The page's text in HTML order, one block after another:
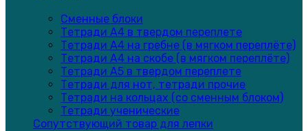
Сменные блоки
Тетради А4 в твердом переплете
Тетради А4 на гребне (в мягком переплёте)
Тетради А4 на скобе (в мягком переплёте)
Тетради А5 в твердом переплете
Тетради для нот, тетради прочие
Тетради на кольцах (со сменным блоком)
Тетради ученические
Сопутствующий товар для лепки